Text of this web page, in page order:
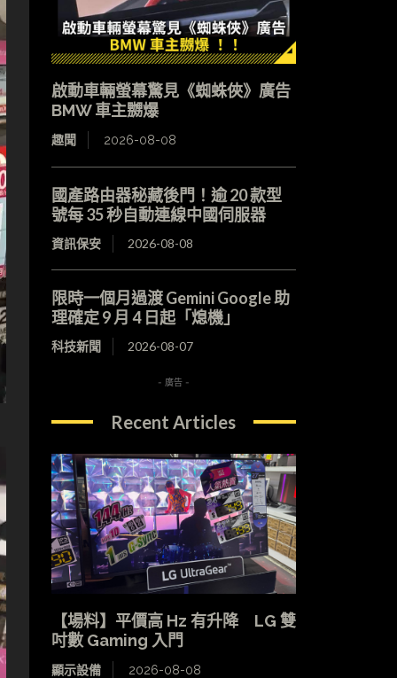
啟動車輛螢幕驚見《蜘蛛俠》廣告
BMW 車主嬲爆
趣聞 2026-08-08
國產路由器秘藏後門！逾 20 款型
號每 35 秒自動連線中國伺服器
資訊保安 2026-08-08
限時一個月過渡 Gemini Google 助
理確定 9 月 4 日起「熄機」
科技新聞 2026-08-07
- 廣告 -
Recent Articles
【場料】平價高 Hz 有升降 LG 雙
吋數 Gaming 入門
顯示設備 2026-08-08